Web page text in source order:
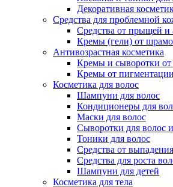
Декоративная
Средства для проблемной
Средства от прыщей и
Кремы (гели) от
Антивозрастная косметика
Кремы и сыворотки
Кремы от
Косметика для волос
Шампуни для волос
Кондиционеры для
Маски для волос
Сыворотки для волос
Тоники для волос
Средства от
Средства для роста
Шампуни для детей
Косметика для тела